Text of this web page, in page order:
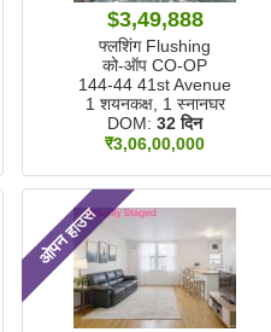
$3,49,888
फ्लशिंग Flushing
को-ऑप CO-OP
144-44 41st Avenue
1 शयनकक्ष, 1 स्नानघर
DOM: 32 दिन
₹3,06,00,000
ओपन हाउस